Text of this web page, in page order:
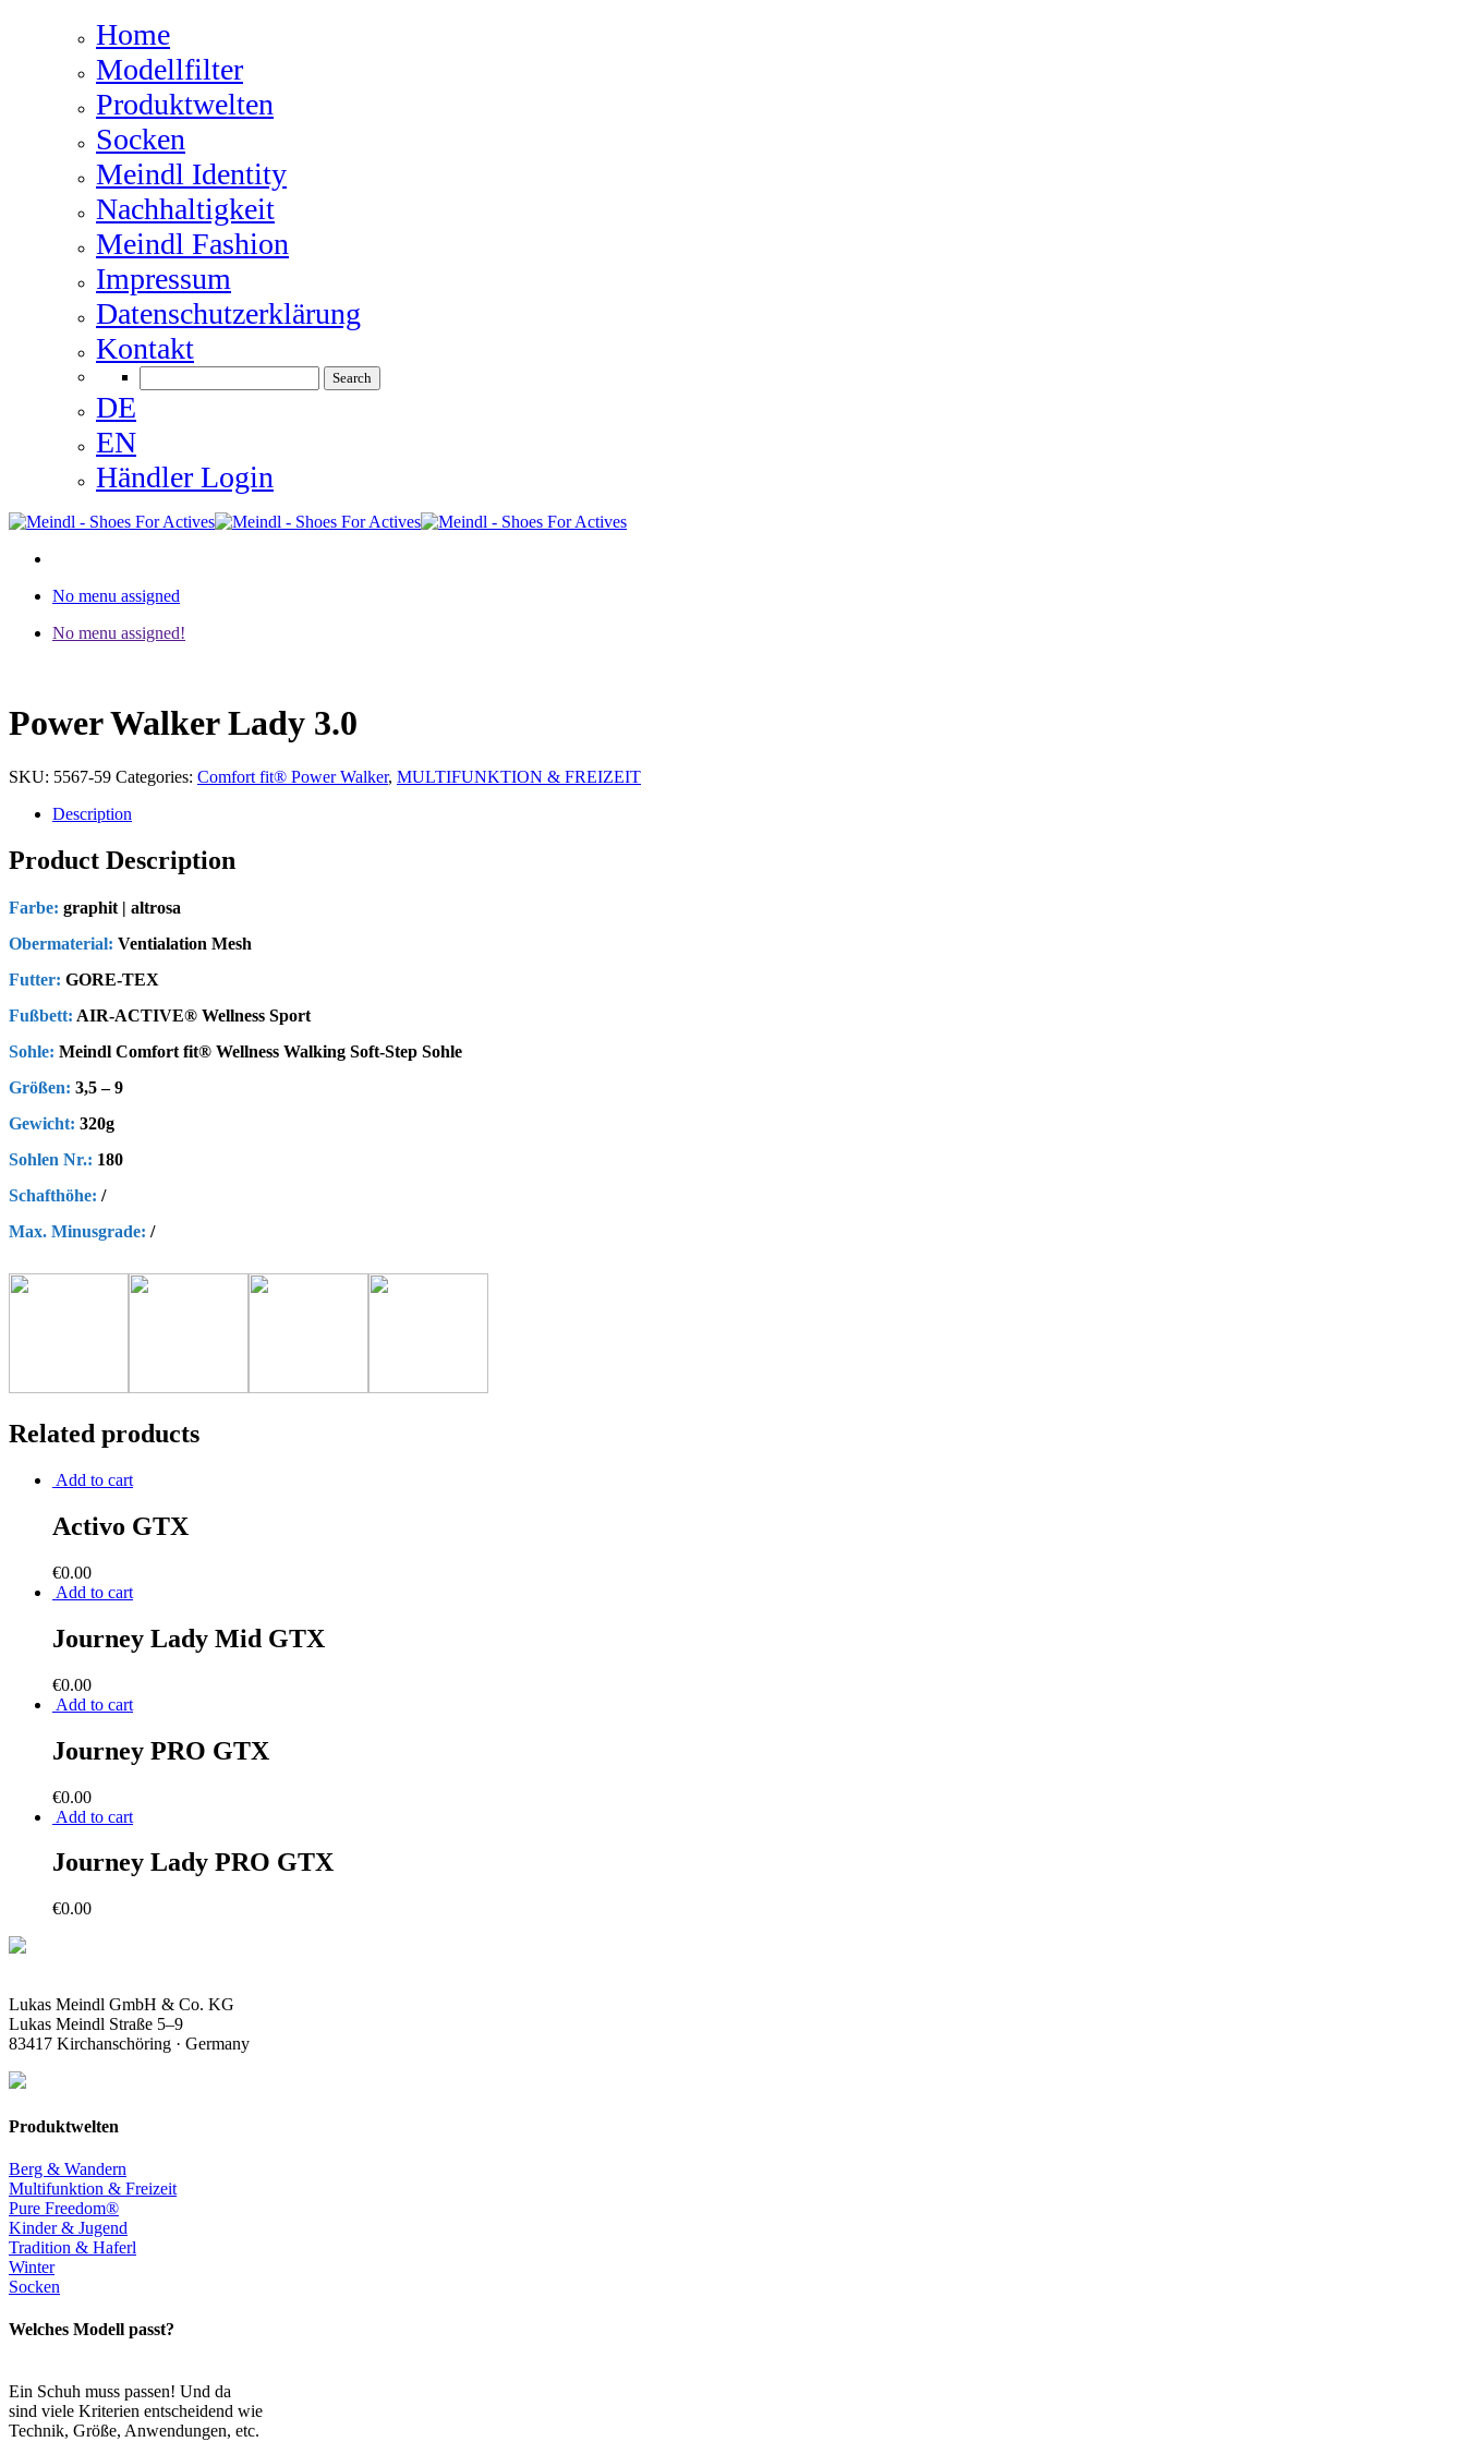
Home
Modellfilter
Produktwelten
Socken
Meindl Identity
Nachhaltigkeit
Meindl Fashion
Impressum
Datenschutzerklärung
Kontakt
DE
EN
Händler Login
No menu assigned
No menu assigned!
Power Walker Lady 3.0
SKU: 5567-59 Categories: Comfort fit® Power Walker, MULTIFUNKTION & FREIZEIT
Description
Product Description
Farbe: graphit | altrosa
Obermaterial: Ventialation Mesh
Futter: GORE-TEX
Fußbett: AIR-ACTIVE® Wellness Sport
Sohle: Meindl Comfort fit® Wellness Walking Soft-Step Sohle
Größen: 3,5 – 9
Gewicht: 320g
Sohlen Nr.: 180
Schafthöhe: /
Max. Minusgrade: /
Related products
Add to cart
Activo GTX
€0.00
Add to cart
Journey Lady Mid GTX
€0.00
Add to cart
Journey PRO GTX
€0.00
Add to cart
Journey Lady PRO GTX
€0.00
Lukas Meindl GmbH & Co. KG
Lukas Meindl Straße 5–9
83417 Kirchanschöring · Germany
Produktwelten
Berg & Wandern
Multifunktion & Freizeit
Pure Freedom®
Kinder & Jugend
Tradition & Haferl
Winter
Socken
Welches Modell passt?
Ein Schuh muss passen! Und da
sind viele Kriterien entscheidend wie
Technik, Größe, Anwendungen, etc.